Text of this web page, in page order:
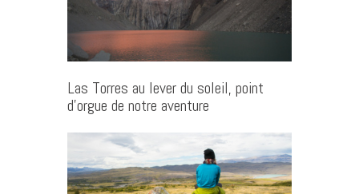
Las Torres au lever du soleil, point
d’orgue de notre aventure